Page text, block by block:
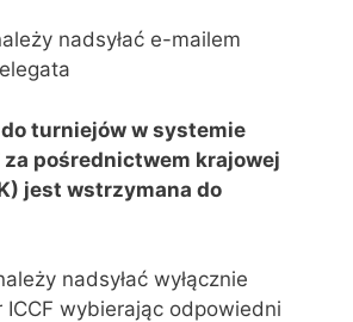
nadsyłać e-mailem
turniejów w systemie
za pośrednictwem krajowej
jest wstrzymana do
nadsyłać wyłącznie
ICCF wybierając odpowiedni